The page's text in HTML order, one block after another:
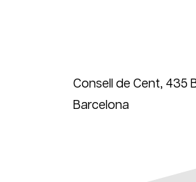
Consell de Cent, 435
Barcelona